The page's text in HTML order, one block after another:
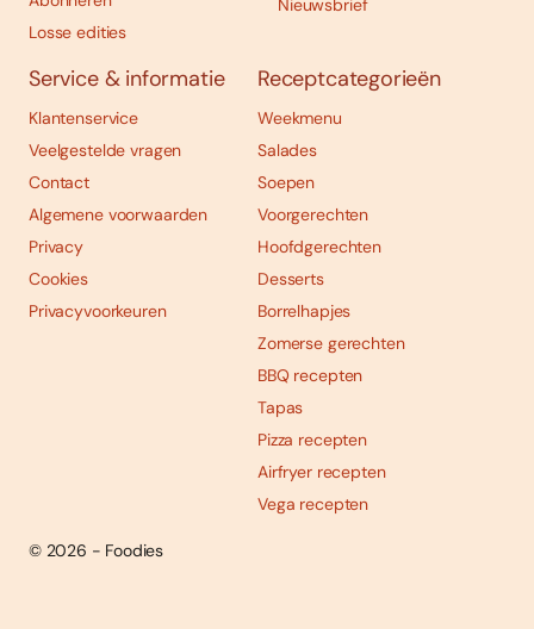
Losse edities
Nieuwsbrief
Service & informatie
Klantenservice
Veelgestelde vragen
Contact
Algemene voorwaarden
Privacy
Cookies
Privacyvoorkeuren
Receptcategorieën
Weekmenu
Salades
Soepen
Voorgerechten
Hoofdgerechten
Desserts
Borrelhapjes
Zomerse gerechten
BBQ recepten
Tapas
Pizza recepten
Airfryer recepten
Vega recepten
© 2026 - Foodies